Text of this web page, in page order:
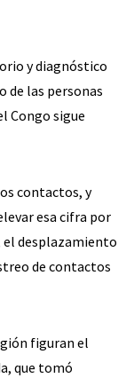
y diagnóstico
de las personas
Congo sigue
contactos, y
esa cifra por
el desplazamiento
de contactos
figuran el
que tomó